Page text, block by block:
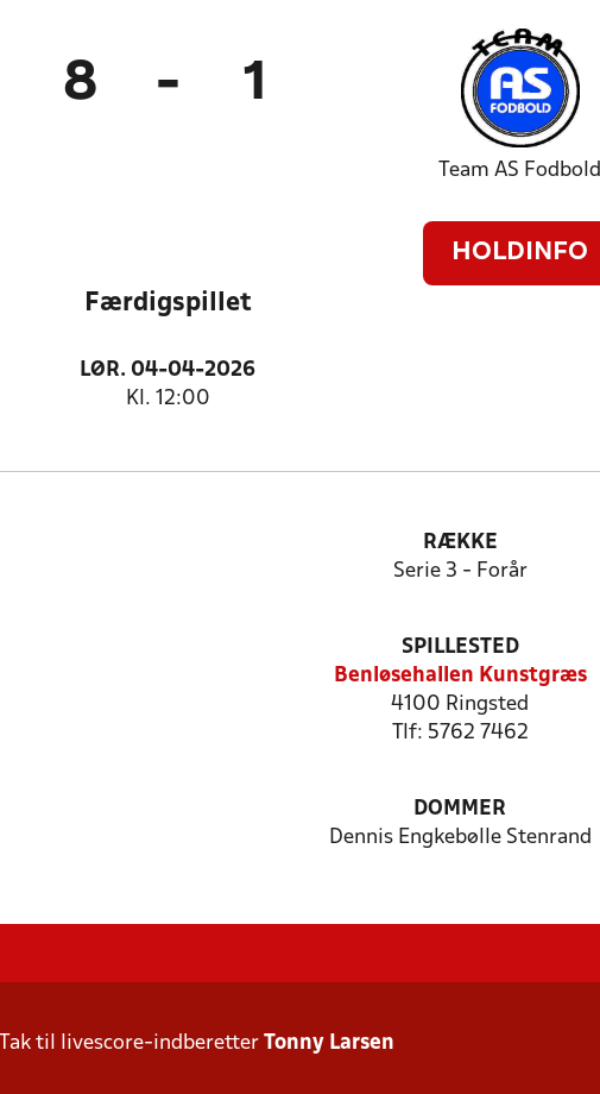
8 - 1
Team AS Fodbold
HOLDINFO
Færdigspillet
LØR. 04-04-2026
Kl. 12:00
RÆKKE
Serie 3 - Forår
SPILLESTED
Benløsehallen Kunstgræs
4100 Ringsted
Tlf: 5762 7462
DOMMER
Dennis Engkebølle Stenrand
Tak til livescore-indberetter Tonny Larsen